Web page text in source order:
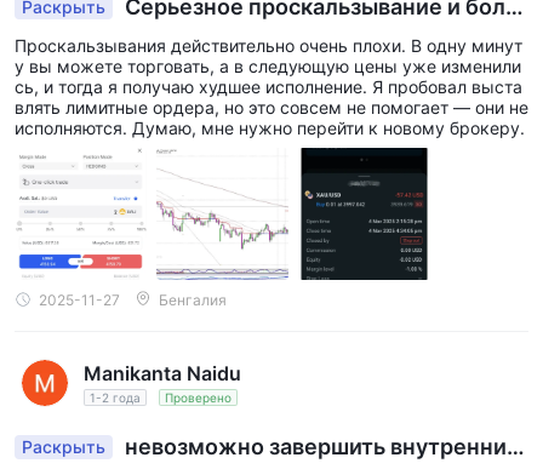
Раскрыть
Серьезное проскальзывание и боль
шая разница в цене, что привело к убытку в ра
змере 57.42 USD
Проскальзывания действительно очень плохи. В одну минут
у вы можете торговать, а в следующую цены уже изменили
сь, и тогда я получаю худшее исполнение. Я пробовал выста
влять лимитные ордера, но это совсем не помогает — они не
исполняются. Думаю, мне нужно перейти к новому брокеру.
2025-11-27 Бенгалия
Manikanta Naidu
1-2 года Проверено
Раскрыть
невозможно завершить внутренние